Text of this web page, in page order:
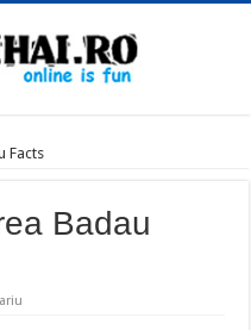
Facts
Badau